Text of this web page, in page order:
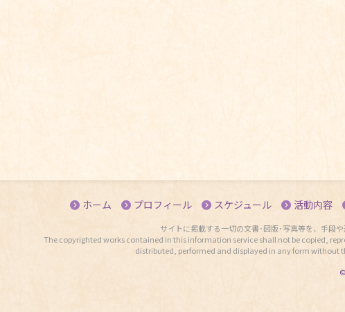
ホーム プロフィール スケジュール 活動内容
サイトに掲載する一切の文書･図版･写真等を、手段
The copyrighted works contained in this information service shall not be copied,
distributed, performed and displayed in any form without